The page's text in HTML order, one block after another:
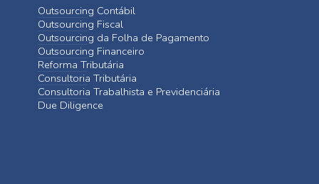
Outsourcing Contábil
Outsourcing Fiscal
Outsourcing da Folha de Pagamento
Outsourcing Financeiro
Reforma Tributária
Consultoria Tributária
Consultoria Trabalhista e Previdenciária
Due Diligence